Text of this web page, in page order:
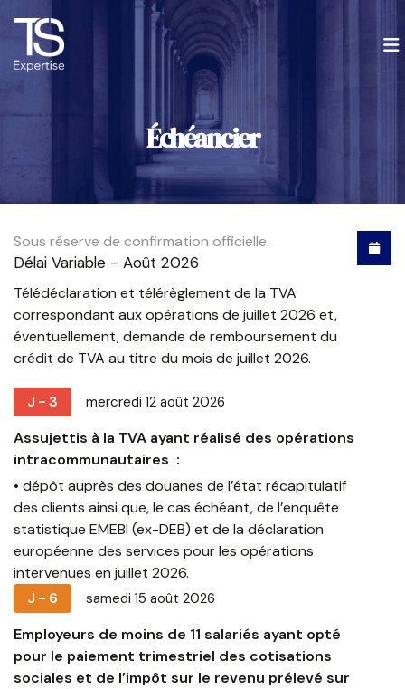
À propos
Gestion fiscale
Gestion juridique
Gestion sociale
Conseil
Restructuring
Commissariat aux comptes
Guide de la gestion de patrimoine
Chiffres utiles
Simulateurs
Échéanciers
Recherche
Contact
Rechercher et appuyez sur
Échéancier
Sous réserve de confirmation officielle.
Délai Variable - Août 2026
Télédéclaration et télérèglement de la TVA
correspondant aux opérations de juillet 2026 et,
éventuellement, demande de remboursement du
crédit de TVA au titre du mois de juillet 2026.
J - 3 mercredi 12 août 2026
Assujettis à la TVA ayant réalisé des opérations
intracommunautaires :
• dépôt auprès des douanes de l’état récapitulatif
des clients ainsi que, le cas échéant, de l’enquête
statistique EMEBI (ex-DEB) et de la déclaration
européenne des services pour les opérations
intervenues en juillet 2026.
J - 6
samedi 15 août 2026
Employeurs de moins de 11 salariés ayant opté
pour le paiement trimestriel des cotisations
sociales et de l’impôt sur le revenu prélevé sur
Août 2026
Me
3
4
10
11 12 13 14 15
24
25 26 27 28
3